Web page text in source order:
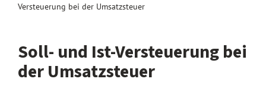
Versteuerung bei der Umsatzsteuer
Soll- und Ist-Versteuerung bei
der Umsatzsteuer